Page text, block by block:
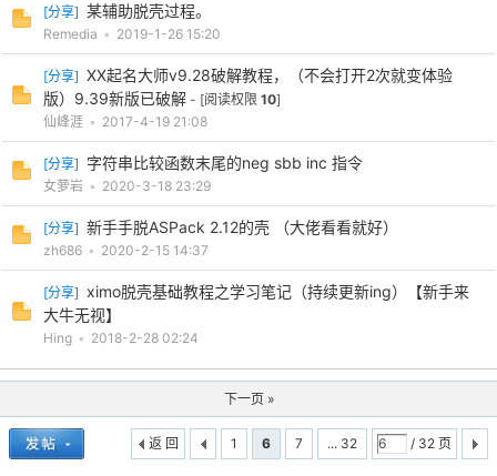
[分享] 某辅助脱壳过程。
Remedia • 2019-1-26 15:20
[分享] XX起名大师v9.28破解教程，（不会打开2次就变体验
版）9.39新版已破解 - [阅读权限 10]
仙峰涯 • 2017-4-19 21:08
[分享] 字符串比较函数末尾的neg sbb inc 指令
女萝岩 • 2020-3-18 23:29
[分享] 新手手脱ASPack 2.12的壳 （大佬看看就好）
zh686 • 2020-2-15 14:37
[分享] ximo脱壳基础教程之学习笔记（持续更新ing）【新手来
大牛无视】
Hing • 2018-2-28 02:24
下一页 »
1 6 7 ... 32 / 32 页
返 回